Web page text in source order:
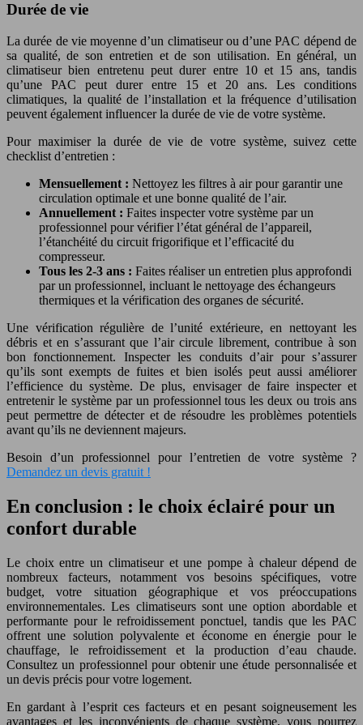
Durée de vie
La durée de vie moyenne d’un climatiseur ou d’une PAC dépend de
sa qualité, de son entretien et de son utilisation. En général, un
climatiseur bien entretenu peut durer entre 10 et 15 ans, tandis
qu’une PAC peut durer entre 15 et 20 ans. Les conditions
climatiques, la qualité de l’installation et la fréquence d’utilisation
peuvent également influencer la durée de vie de votre système.
Pour maximiser la durée de vie de votre système, suivez cette
checklist d’entretien :
Mensuellement : Nettoyez les filtres à air pour garantir une
circulation optimale et une bonne qualité de l’air.
Annuellement : Faites inspecter votre système par un
professionnel pour vérifier l’état général de l’appareil,
l’étanchéité du circuit frigorifique et l’efficacité du
compresseur.
Tous les 2-3 ans : Faites réaliser un entretien plus approfondi
par un professionnel, incluant le nettoyage des échangeurs
thermiques et la vérification des organes de sécurité.
Une vérification régulière de l’unité extérieure, en nettoyant les
débris et en s’assurant que l’air circule librement, contribue à son
bon fonctionnement. Inspecter les conduits d’air pour s’assurer
qu’ils sont exempts de fuites et bien isolés peut aussi améliorer
l’efficience du système. De plus, envisager de faire inspecter et
entretenir le système par un professionnel tous les deux ou trois ans
peut permettre de détecter et de résoudre les problèmes potentiels
avant qu’ils ne deviennent majeurs.
Besoin d’un professionnel pour l’entretien de votre système ?
Demandez un devis gratuit !
En conclusion : le choix éclairé pour un
confort durable
Le choix entre un climatiseur et une pompe à chaleur dépend de
nombreux facteurs, notamment vos besoins spécifiques, votre
budget, votre situation géographique et vos préoccupations
environnementales. Les climatiseurs sont une option abordable et
performante pour le refroidissement ponctuel, tandis que les PAC
offrent une solution polyvalente et économe en énergie pour le
chauffage, le refroidissement et la production d’eau chaude.
Consultez un professionnel pour obtenir une étude personnalisée et
un devis précis pour votre logement.
En gardant à l’esprit ces facteurs et en pesant soigneusement les
avantages et les inconvénients de chaque système, vous pourrez